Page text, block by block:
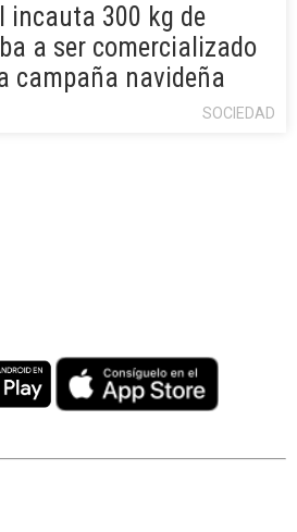
incauta 300 kg de
a ser comercializado
campaña navideña
SOCIEDAD